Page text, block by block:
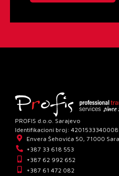
PROFIS d.o.o. Sarajevo
Identifikacioni broj: 4201533340008
Envera Šehovića 50, 71000
+387 33 618 553
+387 62 992 652
+387 61 472 082